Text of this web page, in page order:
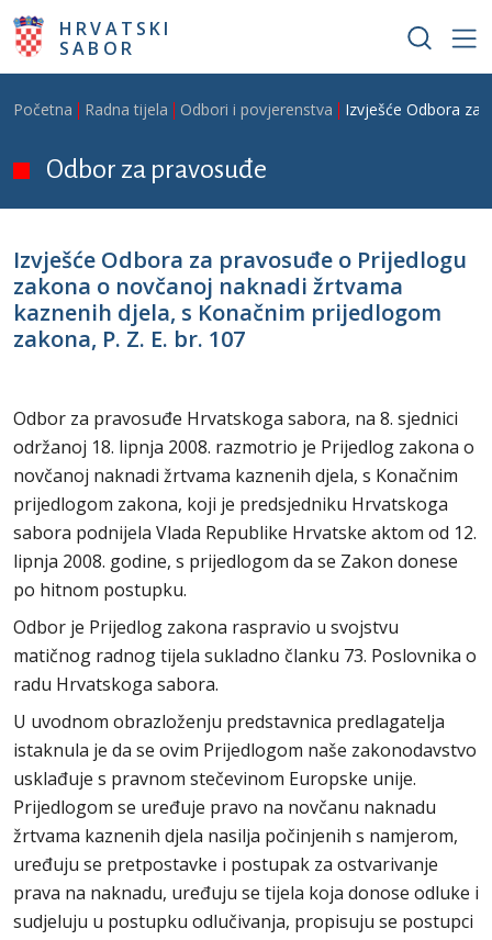
Skoči na glavni sadržaj
HRVATSKI
SABOR
Breadcrumb
Početna Radna tijela Odbori i povjerenstva Izvješće Odbora za
Odbor za pravosuđe
Izvješće Odbora za pravosuđe o Prijedlogu
zakona o novčanoj naknadi žrtvama
kaznenih djela, s Konačnim prijedlogom
zakona, P. Z. E. br. 107
Odbor za pravosuđe Hrvatskoga sabora, na 8. sjednici
održanoj 18. lipnja 2008. razmotrio je Prijedlog zakona o
novčanoj naknadi žrtvama kaznenih djela, s Konačnim
prijedlogom zakona, koji je predsjedniku Hrvatskoga
sabora podnijela Vlada Republike Hrvatske aktom od 12.
lipnja 2008. godine, s prijedlogom da se Zakon donese
po hitnom postupku.
Odbor je Prijedlog zakona raspravio u svojstvu
matičnog radnog tijela sukladno članku 73. Poslovnika o
radu Hrvatskoga sabora.
U uvodnom obrazloženju predstavnica predlagatelja
istaknula je da se ovim Prijedlogom naše zakonodavstvo
usklađuje s pravnom stečevinom Europske unije.
Prijedlogom se uređuje pravo na novčanu naknadu
žrtvama kaznenih djela nasilja počinjenih s namjerom,
uređuju se pretpostavke i postupak za ostvarivanje
prava na naknadu, uređuju se tijela koja donose odluke i
sudjeluju u postupku odlučivanja, propisuju se postupci